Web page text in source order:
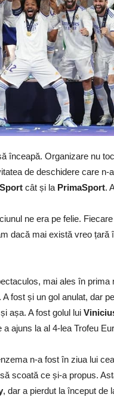
înceapă. Organizare nu
de deschidere care n-
cât și la PrimaSport.
ne era pe felie.
dacă mai există vreo
mai ales în prima
A fost și un gol anulat, dar
așa. A fost golul lui
ajuns la al 4-lea Trofeu
n-a fost în ziua lui
scoată ce și-a propus.
, dar a pierdut la început de